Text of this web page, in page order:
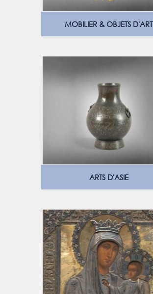
MOBILIER & OBJETS D'ART
ARTS D'ASIE